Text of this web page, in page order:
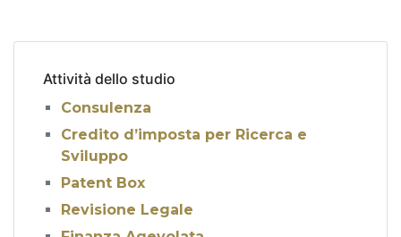
Attività dello studio
Consulenza
Credito d’imposta per Ricerca e
Sviluppo
Patent Box
Revisione Legale